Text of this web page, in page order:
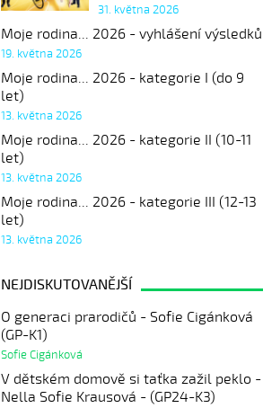
31. května 2026
Moje rodina... 2026 - vyhlášení výsledků
19. května 2026
Moje rodina... 2026 - kategorie I (do 9
let)
13. května 2026
Moje rodina... 2026 - kategorie II (10-11
let)
13. května 2026
Moje rodina... 2026 - kategorie III (12-13
let)
13. května 2026
NEJDISKUTOVANĚJŠÍ
O generaci prarodičů - Sofie Cigánková
(GP-K1)
Sofie Cigánková
V dětském domově si taťka zažil peklo -
Nella Sofie Krausová - (GP24-K3)